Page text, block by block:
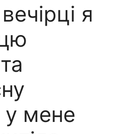
я
у мене